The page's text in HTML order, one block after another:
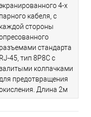
4-х
парного кабеля, с
каждой стороны
разъемами стандарта
RJ-45, тип 8P8C c
колпачками
предотвращения
Длина 2м